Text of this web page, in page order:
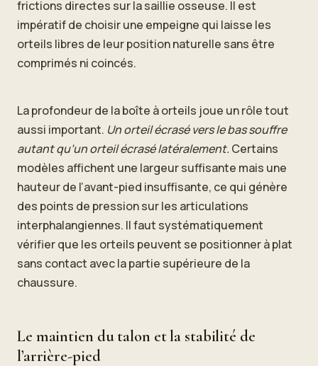
frictions directes sur la saillie osseuse. Il est
impératif de choisir une empeigne qui laisse les
orteils libres de leur position naturelle sans être
comprimés ni coincés.
La profondeur de la boîte à orteils joue un rôle tout
aussi important. Un orteil écrasé vers le bas souffre
autant qu’un orteil écrasé latéralement.Certains
modèles affichent une largeur suffisante mais une
hauteur de l’avant-pied insuffisante, ce qui génère
des points de pression sur les articulations
interphalangiennes. Il faut systématiquement
vérifier que les orteils peuvent se positionner à plat
sans contact avec la partie supérieure de la
chaussure.
Le maintien du talon et la stabilité de
l’arrière-pied